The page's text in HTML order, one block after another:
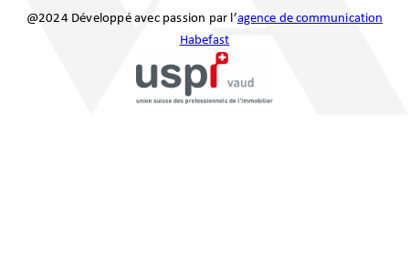
@2024 Développé avec passion par l’agence de communication
Habefast